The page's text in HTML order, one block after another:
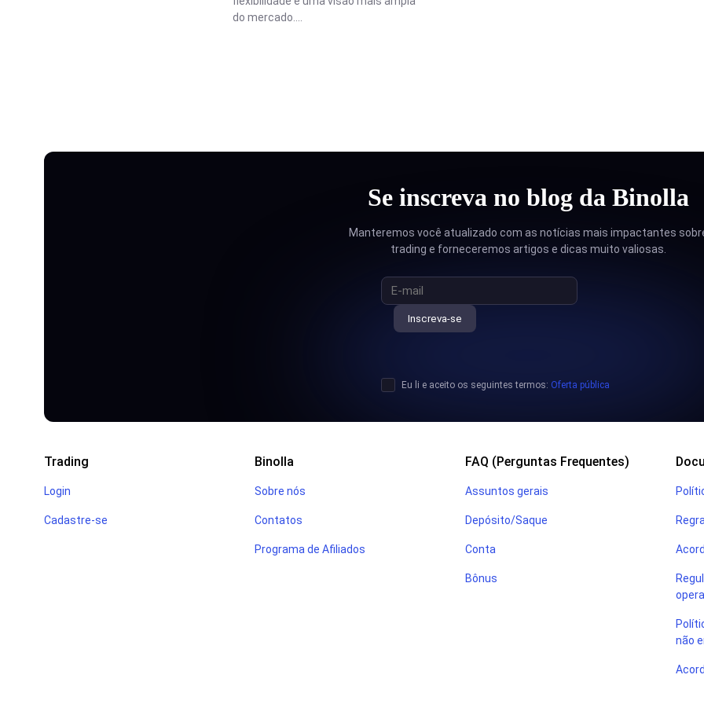
do mercado....
Se inscreva no blog da Binolla
Manteremos você atualizado com as notícias mais impactantes
trading e forneceremos artigos e dicas muito valiosas.
Inscreva-se
Eu li e aceito os seguintes termos: Oferta pública
Trading
Login
Cadastre-se
Binolla
Sobre nós
Contatos
Programa de Afiliados
FAQ (Perguntas Frequentes)
Assuntos gerais
Depósito/Saque
Conta
Bônus
não